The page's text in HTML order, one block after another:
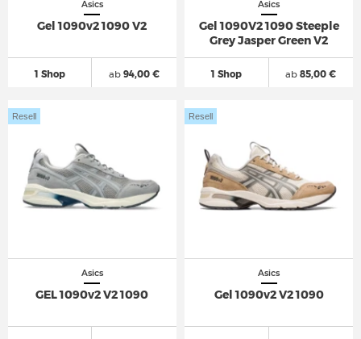
Asics
Gel 1090v2 1090 V2
1 Shop ab94,00 €
Asics
Gel 1090V2 1090 Steeple
Grey Jasper Green V2
1 Shop ab 85,00 €
Asics
GEL 1090v2 V2 1090
Resell
Asics
Gel 1090v2 V2 1090
Resell